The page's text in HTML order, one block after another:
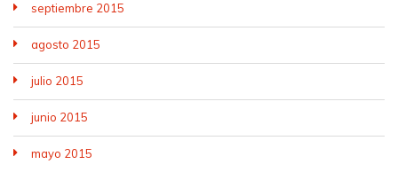
septiembre 2015
agosto 2015
julio 2015
junio 2015
mayo 2015